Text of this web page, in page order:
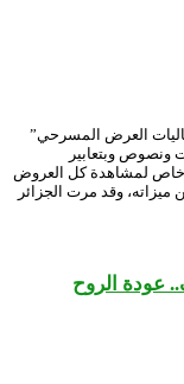
العرض المسرحي”
ونصوص وبتعابير
خاص لمشاهدة كل العروض
وقد مرت الجزائر
المحترف.. عودة الروح